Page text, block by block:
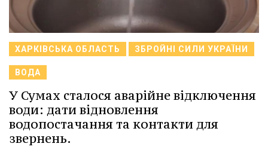
ХАРКІВСЬКА ОБЛАСТЬ ЗБРОЙНІ СИЛИ УКРАЇНИ
ВОДА
У Сумах сталося аварійне відключення
води: дати відновлення
водопостачання та контакти для
звернень.